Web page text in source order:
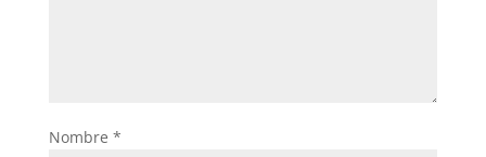
Nombre *